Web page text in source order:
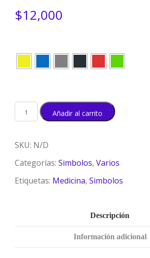
$12,000
Añadir al carrito
SKU: N/D
Categorías: Simbolos, Varios
Etiquetas: Medicina, Simbolos
Descripción
Información adicional